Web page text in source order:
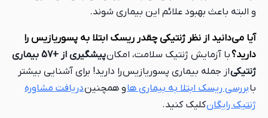
و البته باعث بهبود علائم این بیماری شوند.
آیا می‌دانید از نظر ژنتیکی چقدر ریسک ابتلا به پسوریازیس را
دارید؟با آزمایش ژنتیک سلامت، امکان
پیشگیری از +57 بیماری
ژنتیکیاز جمله بیماری پسوریازیس را دارید! برای آشنایی بیشتر
بابررسی ریسک ابتلا به بیماری هاو همچنیندریافت مشاوره
ژنتیک رایگانکلیک کنید.